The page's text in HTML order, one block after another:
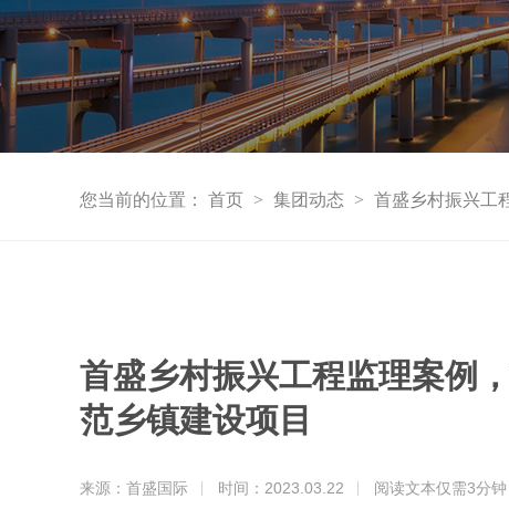
您当前的位置： 首页 > 集团动态 > 首盛乡村振兴工
首盛乡村振兴工程监理案例
范乡镇建设项目
来源：首盛国际 时间：2023.03.22 阅读文本仅需3分钟